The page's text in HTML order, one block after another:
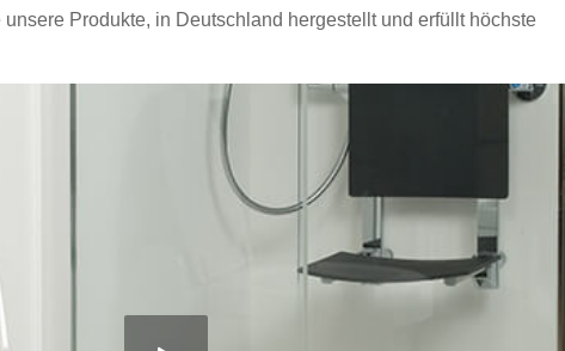
Produkte, in Deutschland hergestellt und erfüllt höchste